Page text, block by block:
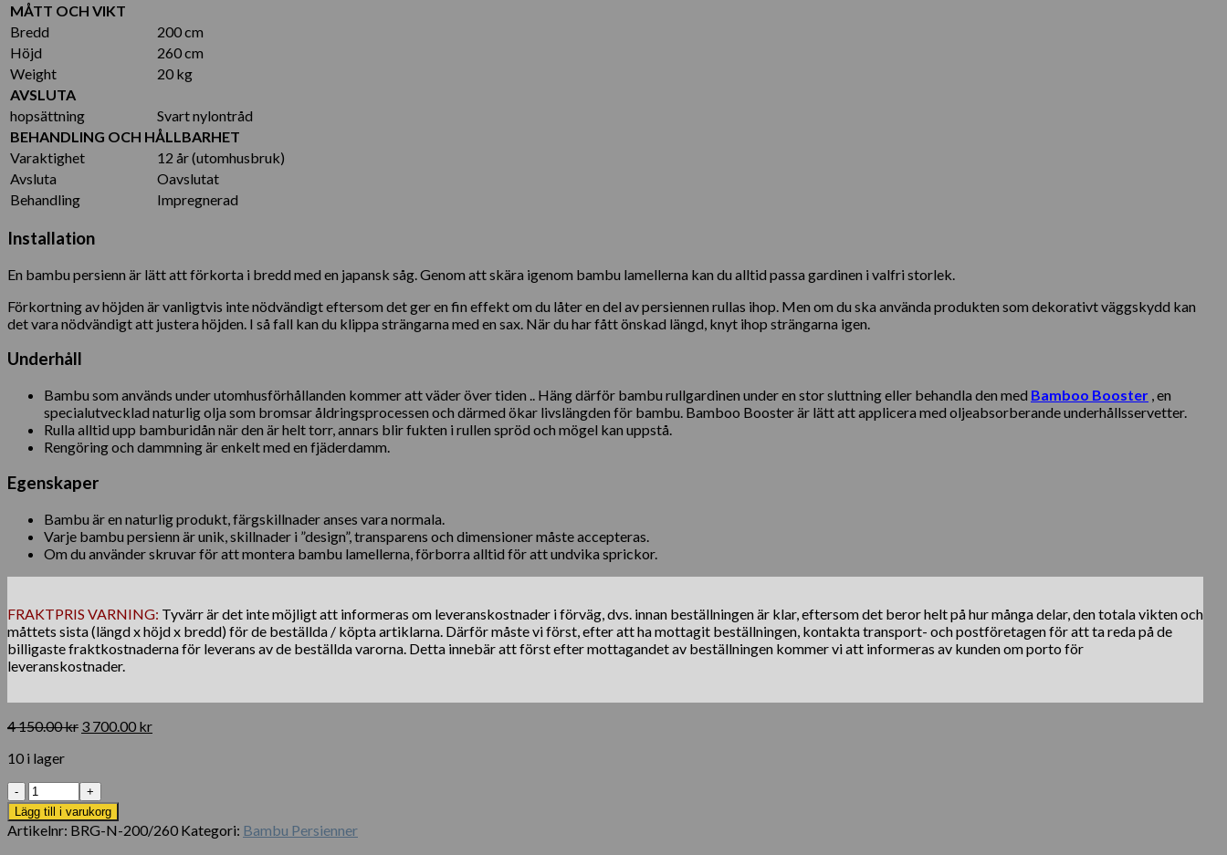
MÅTT OCH VIKT
Bredd
200 cm
Höjd
260 cm
Weight
20 kg
AVSLUTA
hopsättning
Svart nylontråd
BEHANDLING OCH HÅLLBARHET
Varaktighet
12 år (utomhusbruk)
Avsluta
Oavslutat
Behandling
Impregnerad
Installation
En bambu persienn är lätt att förkorta i bredd med en japansk såg. Genom att skära igenom bambu lamellerna kan du alltid passa gardinen i valfri storlek.
Förkortning av höjden är vanligtvis inte nödvändigt eftersom det ger en fin effekt om du låter en del av persiennen rullas ihop. Men om du ska använda produkten som dekorativt väggskydd kan
det vara nödvändigt att justera höjden. I så fall kan du klippa strängarna med en sax. När du har fått önskad längd, knyt ihop strängarna igen.
Underhåll
Bambu som används under utomhusförhållanden kommer att väder över tiden .. Häng därför bambu rullgardinen under en stor sluttning eller behandla den med Bamboo Booster , en
specialutvecklad naturlig olja som bromsar åldringsprocessen och därmed ökar livslängden för bambu. Bamboo Booster är lätt att applicera med oljeabsorberande underhållsservetter.
Rulla alltid upp bamburidån när den är helt torr, annars blir fukten i rullen spröd och mögel kan uppstå.
Rengöring och dammning är enkelt med en fjäderdamm.
Egenskaper
Bambu är en naturlig produkt, färgskillnader anses vara normala.
Varje bambu persienn är unik, skillnader i ”design”, transparens och dimensioner måste accepteras.
Om du använder skruvar för att montera bambu lamellerna, förborra alltid för att undvika sprickor.
FRAKTPRIS VARNING: Tyvärr är det inte möjligt att informeras om leveranskostnader i förväg, dvs. innan beställningen är klar, eftersom det beror helt på hur många delar, den totala vikten och
måttets sista (längd x höjd x bredd) för de beställda / köpta artiklarna. Därför måste vi först, efter att ha mottagit beställningen, kontakta transport- och postföretagen för att ta reda på de
billigaste fraktkostnaderna för leverans av de beställda varorna. Detta innebär att först efter mottagandet av beställningen kommer vi att informeras av kunden om porto för
leveranskostnader.
4 150.00kr Det
4
150.00 kr.
3 700.00 krDet
10 i lager
Bamboo
Blind
Utomhus
200
Lägg till i varukorg
Artikelnr: BRG-N-200/260 Kategori: Bambu Persienner